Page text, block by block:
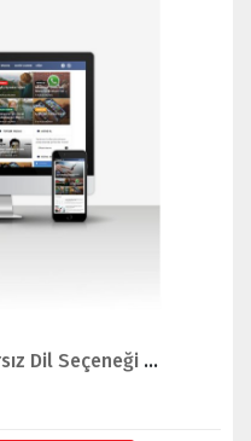
Blog Portalı 2. Versiyon (Sınırsız Dil Seçeneği İle Birlikte)